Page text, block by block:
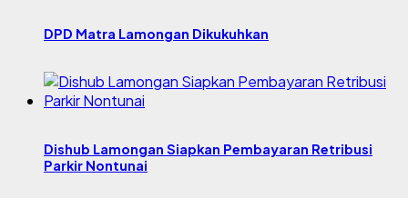
DPD Matra Lamongan Dikukuhkan
Dishub Lamongan Siapkan Pembayaran Retribusi
Parkir Nontunai